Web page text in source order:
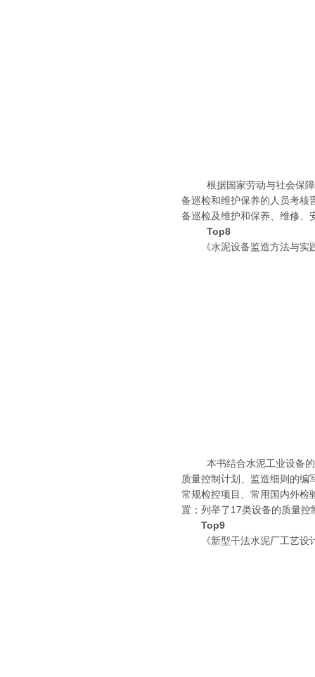
根据国家劳动与社会保障部
备巡检和维护保养的人员考核
备巡检及维护和保养、维修、
Top8
《水泥设备监造方法与实
本书结合水泥工业设备的特
质量控制计划、监造细则的
常规检控项目、常用国内外检
置；列举了17类设备的质量控
Top9
《新型干法水泥厂工艺设